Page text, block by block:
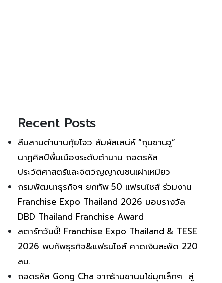
Recent Posts
สืบสานตำนานกุ้ยโจว สัมผัสเสน่ห์ “กุนซานจู”
นาฏศิลป์พื้นเมืองระดับตำนาน ถอดรหัส
ประวัติศาสตร์และจิตวิญญาณชนเผ่าเหมียว
กรมพัฒนาธุรกิจฯ ยกทัพ 50 แฟรนไชส์ ร่วมงาน
Franchise Expo Thailand 2026 มอบรางวัล
DBD Thailand Franchise Award
สตาร์ทวันนี้! Franchise Expo Thailand & TESE
2026 พบทัพธุรกิจ&แฟรนไชส์ คาดเงินสะพัด 220
ลบ.
ถอดรหัส Gong Cha จากร้านชานมไข่มุกเล็กๆ สู่